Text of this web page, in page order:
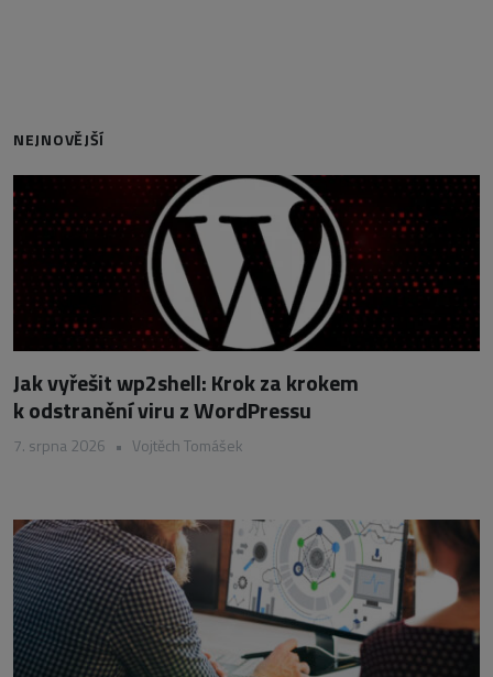
NEJNOVĚJŠÍ
Jak vyřešit wp2shell: Krok za krokem
k odstranění viru z WordPressu
7. srpna 2026 • Vojtěch Tomášek